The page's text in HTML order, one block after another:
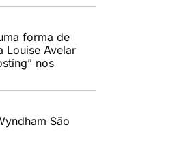
forma de
Louise Avelar
nos
São